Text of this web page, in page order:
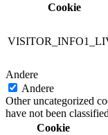
Cookie
Andere
Andere
Other uncategorized
have not been
Cookie